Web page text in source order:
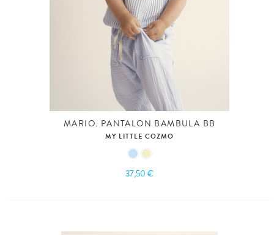
MARIO. PANTALON BAMBULA BB
MY LITTLE COZMO
37,50 €